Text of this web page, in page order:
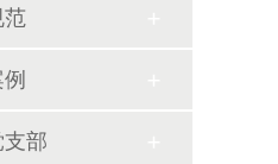
范
部